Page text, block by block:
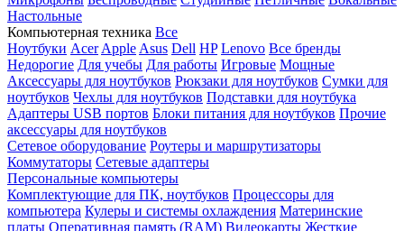
Настольные
Компьютерная техника Все
Ноутбуки Acer Apple Asus Dell HP Lenovo Все бренды
Недорогие Для учебы Для работы Игровые Мощные
Аксессуары для ноутбуков Рюкзаки для ноутбуков Сумки для
ноутбуков Чехлы для ноутбуков Подставки для ноутбука
Адаптеры USB портов Блоки питания для ноутбуков Прочие
аксессуары для ноутбуков
Сетевое оборудование Роутеры и маршрутизаторы
Коммутаторы Сетевые адаптеры
Персональные компьютеры
Комплектующие для ПК, ноутбуков Процессоры для
компьютера Кулеры и системы охлаждения Материнские
платы Оперативная память (RAM) Видеокарты Жесткие